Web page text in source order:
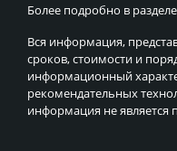
Более подробно в разделе
Вся информация,
сроков, стоимости и
информационный
рекомендательных
информация не является